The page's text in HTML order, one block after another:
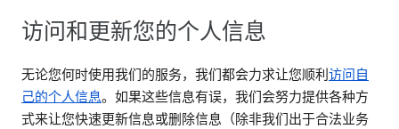
访问和更新您的个人信息
无论您何时使用我们的服务，我们都会力求让您顺利 访问自
己的个人信息。如果这些信息有误，我们会努力提供各种方
式来让您快速更新信息或删除信息（除非我们出于合法业务